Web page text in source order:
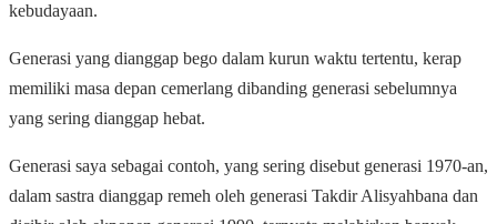
kebudayaan.
Generasi yang dianggap bego dalam kurun waktu tertentu, kerap
memiliki masa depan cemerlang dibanding generasi sebelumnya
yang sering dianggap hebat.
Generasi saya sebagai contoh, yang sering disebut generasi 1970-an,
dalam sastra dianggap remeh oleh generasi Takdir Alisyahbana dan